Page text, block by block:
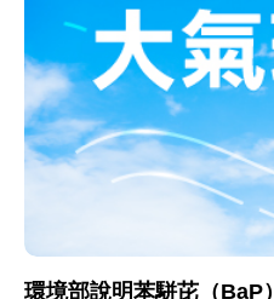
環境部說明苯駢芘（BaP